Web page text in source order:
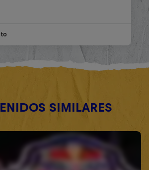
SIMILARES